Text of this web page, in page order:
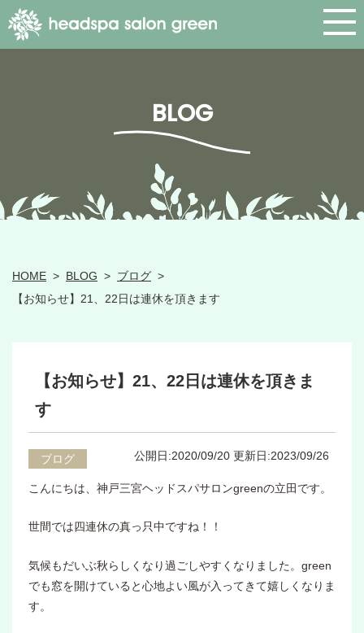
BLOG
HOME > BLOG > ブログ >
【お知らせ】21、22日は連休を頂きます
【お知らせ】21、22日は連休を頂きま
す
ブログ 公開日:2020/09/20 更新日:2023/09/26
こんにちは、神戸三宮ヘッドスパサロンgreenの立田です。
世間では四連休の真っ只中ですね！！
気候もだいぶ秋らしくなり過ごしやすくなりました。green
でも窓を開けていると心地よい風が入ってきて嬉しくなりま
す。